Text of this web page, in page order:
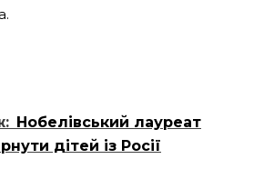
Нобелівський лауреат
дітей із Росії